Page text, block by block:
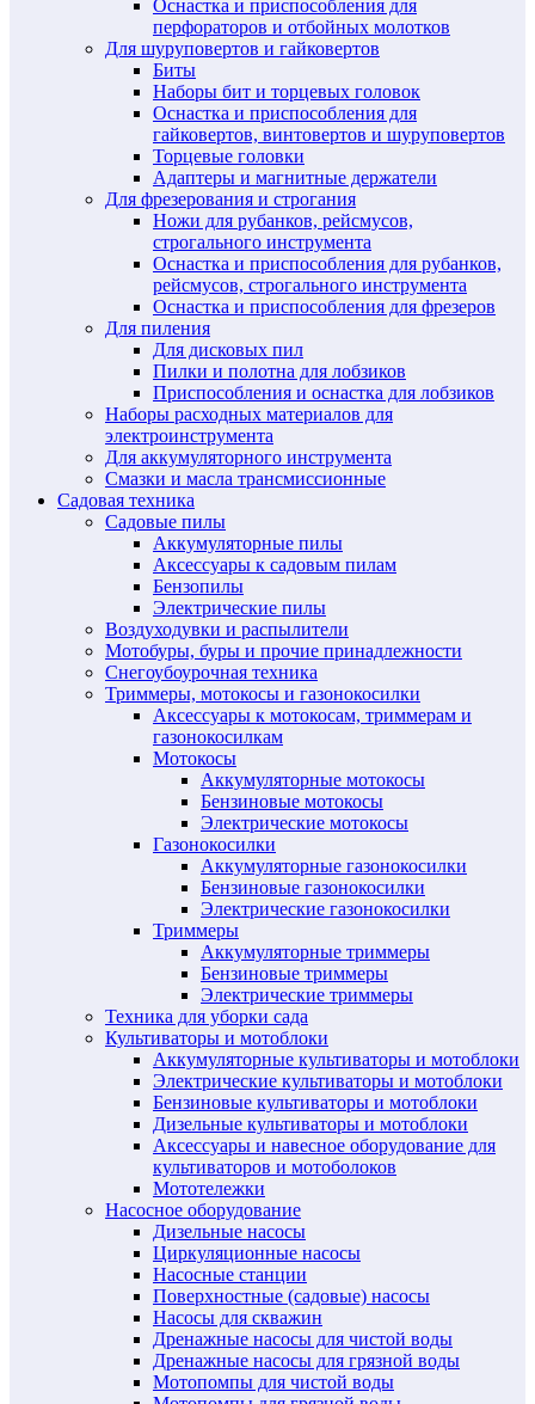
Оснастка и приспособления для
перфораторов и отбойных молотков
Для шуруповертов и гайковертов
Биты
Наборы бит и торцевых головок
Оснастка и приспособления для
гайковертов, винтовертов и шуруповертов
Торцевые головки
Адаптеры и магнитные держатели
Для фрезерования и строгания
Ножи для рубанков, рейсмусов,
строгального инструмента
Оснастка и приспособления для рубанков,
рейсмусов, строгального инструмента
Оснастка и приспособления для фрезеров
Для пиления
Для дисковых пил
Пилки и полотна для лобзиков
Приспособления и оснастка для лобзиков
Наборы расходных материалов для
электроинструмента
Для аккумуляторного инструмента
Смазки и масла трансмиссионные
Садовая техника
Садовые пилы
Аккумуляторные пилы
Аксессуары к садовым пилам
Бензопилы
Электрические пилы
Воздуходувки и распылители
Мотобуры, буры и прочие принадлежности
Снегоубоурочная техника
Триммеры, мотокосы и газонокосилки
Аксессуары к мотокосам, триммерам и
газонокосилкам
Мотокосы
Аккумуляторные мотокосы
Бензиновые мотокосы
Электрические мотокосы
Газонокосилки
Аккумуляторные газонокосилки
Бензиновые газонокосилки
Электрические газонокосилки
Триммеры
Аккумуляторные триммеры
Бензиновые триммеры
Электрические триммеры
Техника для уборки сада
Культиваторы и мотоблоки
Аккумуляторные культиваторы и мотоблоки
Электрические культиваторы и мотоблоки
Бензиновые культиваторы и мотоблоки
Дизельные культиваторы и мотоблоки
Аксессуары и навесное оборудование для
культиваторов и мотоболоков
Мототележки
Насосное оборудование
Дизельные насосы
Циркуляционные насосы
Насосные станции
Поверхностные (садовые) насосы
Насосы для скважин
Дренажные насосы для чистой воды
Дренажные насосы для грязной воды
Мотопомпы для чистой воды